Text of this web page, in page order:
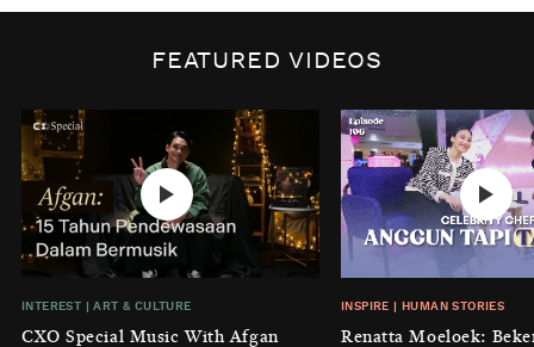
Biaya Tersembunyi dari Insecurity
KONTRIBUTOR CXO MEDIA
INTEREST|HOME
No Place Like: Camping Ground
Cidulang
KONTRIBUTOR CXO MEDIA
GENERAL KNOWLEDGE
Luruhnya Daun Terakhir: Kala
FEATURED VIDEOS
INTEREST |ART & CULTURE
CXO Special Music With Afgan
INSPIRE HUMAN STORIES
Renatta Moeloek: